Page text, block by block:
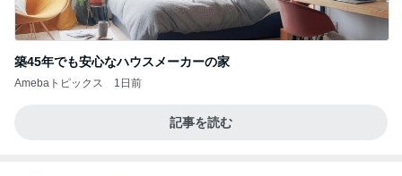
築45年でも安心なハウスメーカーの家
Amebaトピックス 1日前
記事を読む